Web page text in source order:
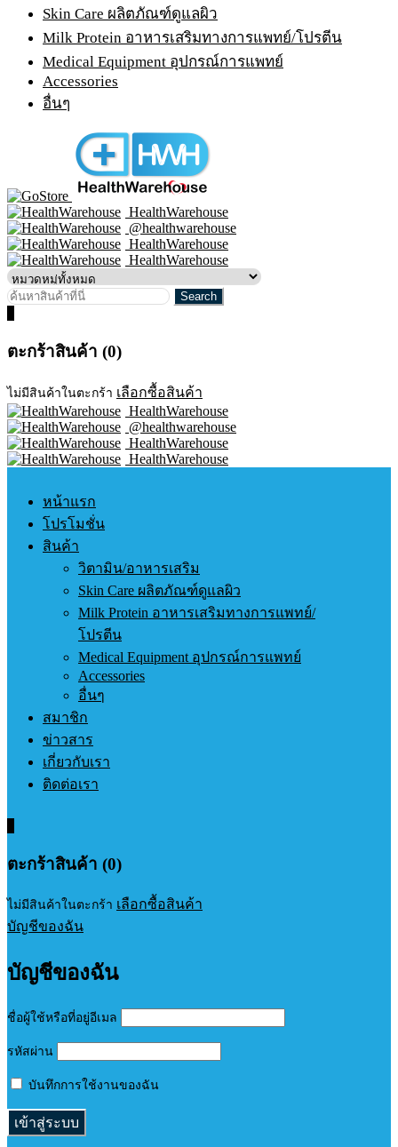
Skin Care ผลิตภัณฑ์ดูแลผิว
Milk Protein อาหารเสริมทางการแพทย์/โปรตีน
Medical Equipment อุปกรณ์การแพทย์
Accessories
อื่นๆ
HealthWarehouse
@healthwarehouse
HealthWarehouse
HealthWarehouse
ตะกร้าสินค้า (0)
ไม่มีสินค้าในตะกร้า เลือกซื้อสินค้า
HealthWarehouse
@healthwarehouse
HealthWarehouse
HealthWarehouse
หน้าแรก
โปรโมชั่น
สินค้า
วิตามิน/อาหารเสริม
Skin Care ผลิตภัณฑ์ดูแลผิว
Milk Protein อาหารเสริมทางการแพทย์/
โปรตีน
Medical Equipment อุปกรณ์การแพทย์
Accessories
อื่นๆ
สมาชิก
ข่าวสาร
เกี่ยวกับเรา
ติดต่อเรา
ตะกร้าสินค้า (0)
ไม่มีสินค้าในตะกร้า เลือกซื้อสินค้า
บัญชีของฉัน
บัญชีของฉัน
ชื่อผู้ใช้หรือที่อยู่อีเมล
รหัสผ่าน
บันทึกการใช้งานของฉัน